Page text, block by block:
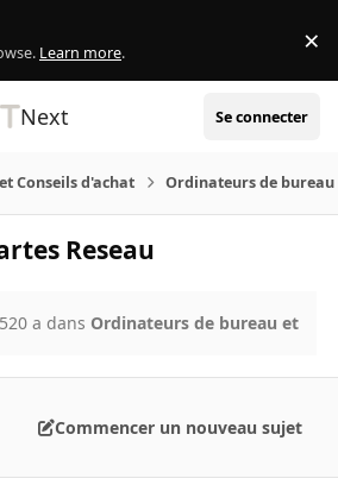
Learn more. ×
Next Se connecter
Conseils d'achat Ordinateurs de bureau
Reseau
20 a dans Ordinateurs de bureau et
Commencer un nouveau sujet